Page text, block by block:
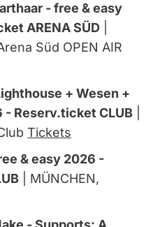
- free & easy
ARENA SÜD
Süd OPEN AIR
+ Wesen +
- Reserv.ticket CLUB
Tickets
& easy 2026 -
| MÜNCHEN,